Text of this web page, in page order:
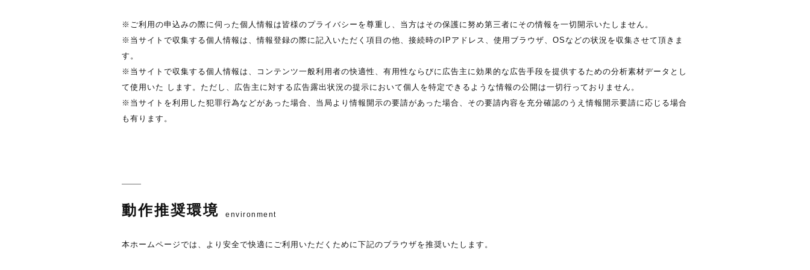
※ご利用の申込みの際に伺った個人情報は皆様のプライバシーを尊重し、当方はその保護に努め第三者にその情報を一切開示いたしません。
※当サイトで収集する個人情報は、情報登録の際に記入いただく項目の他、接続時のIPアドレス、使用ブラウザ、OSなどの状況を収集させて頂きま
す。
※当サイトで収集する個人情報は、コンテンツ一般利用者の快適性、有用性ならびに広告主に効果的な広告手段を提供するための分析素材データとし
て使用いた します。ただし、広告主に対する広告露出状況の提示において個人を特定できるような情報の公開は一切行っておりません。
※当サイトを利用した犯罪行為などがあった場合、当局より情報開示の要請があった場合、その要請内容を充分確認のうえ情報開示要請に応じる場合
も有ります。
動作推奨環境 environment
本ホームページでは、より安全で快適にご利用いただくために下記のブラウザを推奨いたします。